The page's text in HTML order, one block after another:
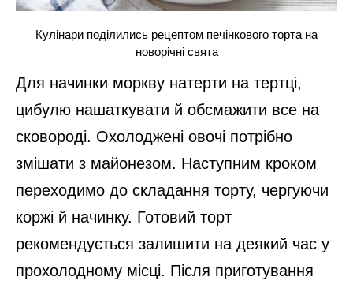
Кулінари поділились рецептом печінкового торта на
новорічні свята
Для начинки моркву натерти на тертці,
цибулю нашаткувати й обсмажити все на
сковороді. Охолоджені овочі потрібно
змішати з майонезом. Наступним кроком
переходимо до складання торту, чергуючи
коржі й начинку. Готовий торт
рекомендується залишити на деякий час у
прохолодному місці. Після приготування